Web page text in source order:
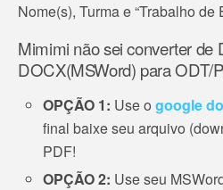
Nome(s), Turma e “Trabalho de
Mimimi não sei converter de
DOCX(MSWord) para ODT/
OPÇÃO 1: Use ogoogle
final baixe seu arquivo
PDF!
OPÇÃO 2: Use seu